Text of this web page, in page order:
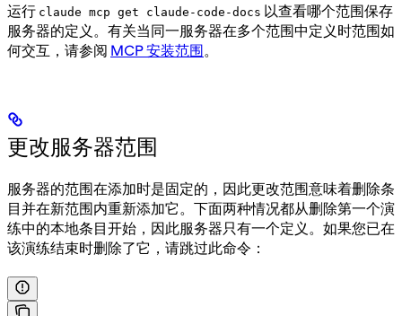
运行 claude mcp get claude-code-docs 以查看哪个范围保存
服务器的定义。有关当同一服务器在多个范围中定义时范围如
何交互，请参阅 MCP 安装范围。
更改服务器范围
服务器的范围在添加时是固定的，因此更改范围意味着删除条
目并在新范围内重新添加它。下面两种情况都从删除第一个演
练中的本地条目开始，因此服务器只有一个定义。如果您已在
该演练结束时删除了它，请跳过此命令：